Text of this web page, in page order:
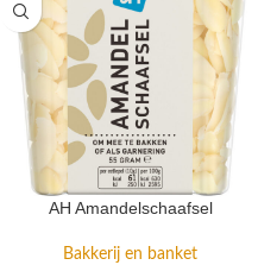
AH Amandelschaafsel
Bakkerij en banket